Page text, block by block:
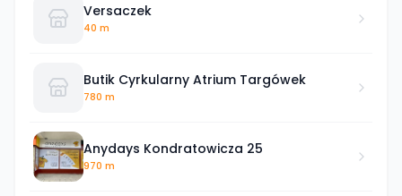
Versaczek
40 m
Butik Cyrkularny Atrium Targówek
780 m
Anydays Kondratowicza 25
970 m